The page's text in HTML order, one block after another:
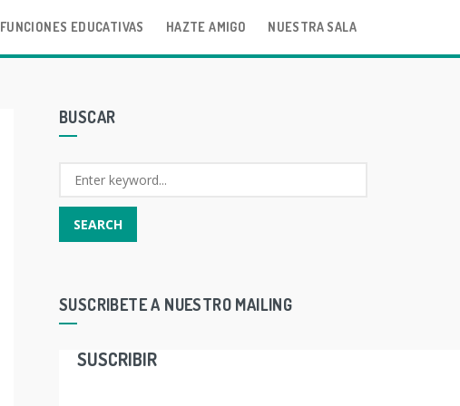
FUNCIONES EDUCATIVAS HAZTE AMIGO NUESTRA SALA
BUSCAR
SUSCRIBETE A NUESTRO MAILING
SUSCRIBIR